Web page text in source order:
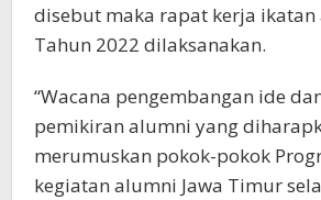
disebut maka rapat kerja ikatan
Tahun 2022 dilaksanakan.
“Wacana pengembangan ide
pemikiran alumni yang
merumuskan pokok-pokok
kegiatan alumni Jawa Timur